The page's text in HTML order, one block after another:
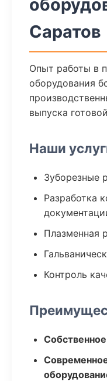
Саратов
Опыт работы в
оборудования
выпуска
Наши
Зуборезные
Разработка
Плазменная
Контроль